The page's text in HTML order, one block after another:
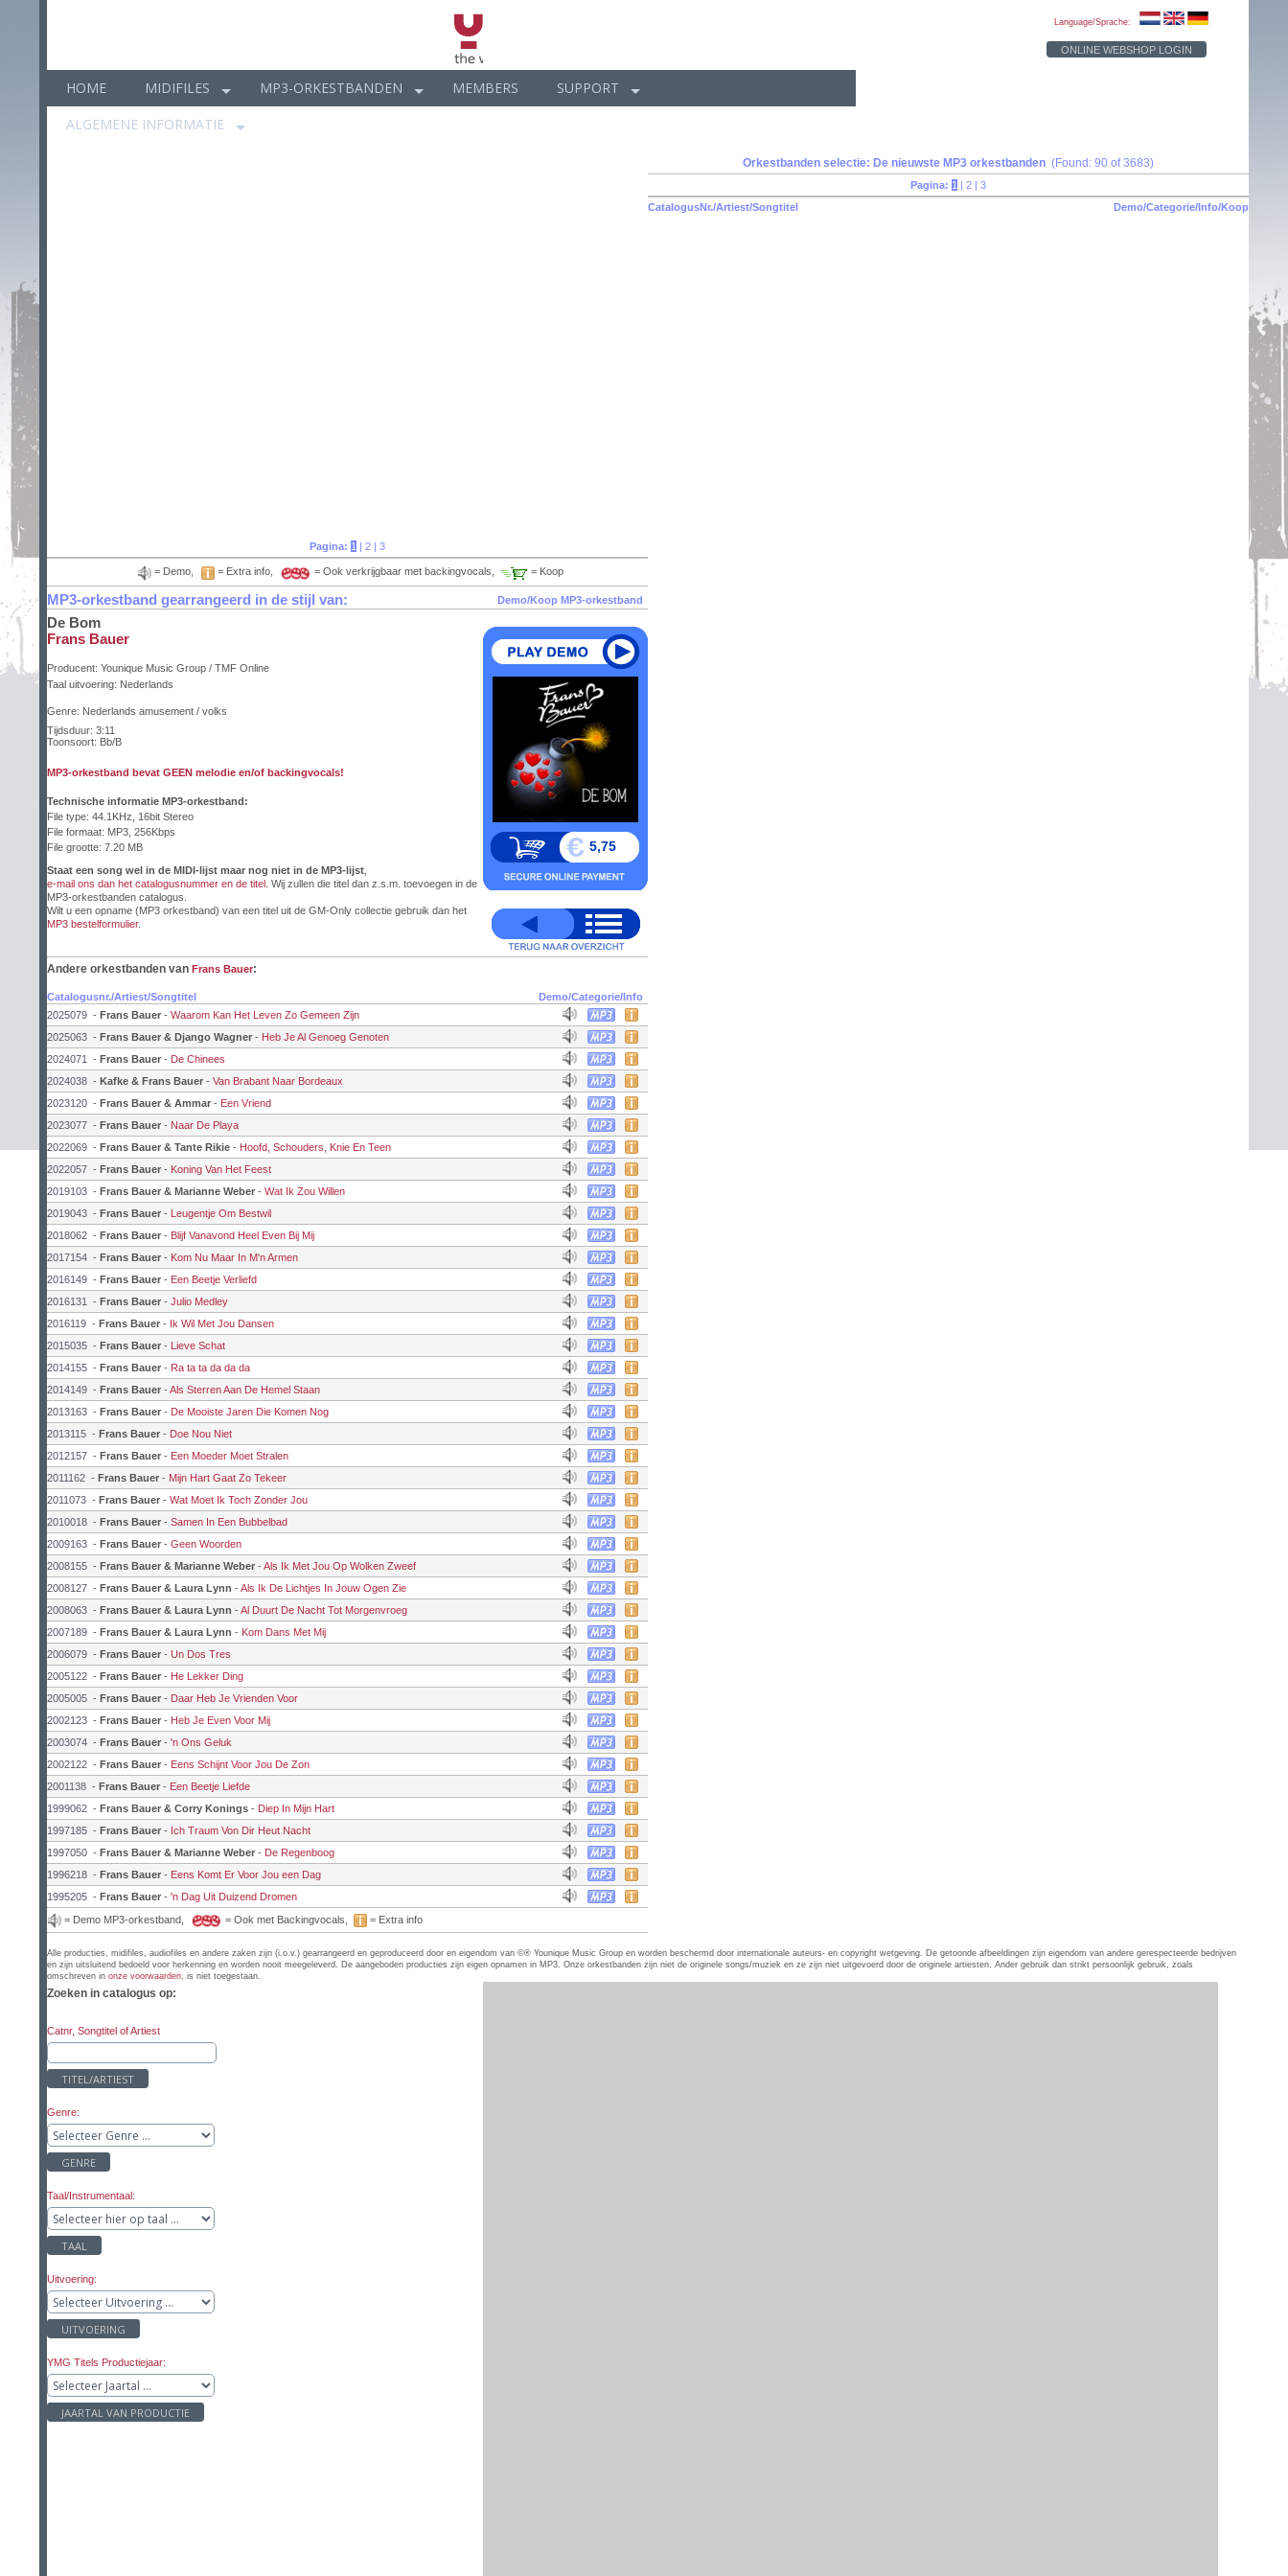
Language/Sprache:
ONLINE WEBSHOP LOGIN
HOME MIDIFILES MP3-ORKESTBANDEN MEMBERS
SUPPORT
ALGEMENE INFORMATIE
Orkestbanden selectie: De nieuwste MP3 orkestbanden (Found: 90 of 3683)
Pagina: 1 | 2 | 3
CatalogusNr./Artiest/Songtitel
Demo/Categorie/Info/Koop
Pagina: 1 | 2 | 3
= Demo, = Extra info, = Ook verkrijgbaar met backingvocals, = Koop
MP3-orkestband gearrangeerd in de stijl van: Demo/Koop MP3-orkestband
De Bom
Frans Bauer
Producent: Younique Music Group / TMF Online
Taal uitvoering: Nederlands
5,75
Genre: Nederlands amusement / volks
Tijdsduur: 3:11
Toonsoort: Bb/B
MP3-orkestband bevat GEEN melodie en/of backingvocals!
Technische informatie MP3-orkestband:
File type: 44.1KHz, 16bit Stereo
File formaat: MP3, 256Kbps
File grootte: 7.20 MB
Staat een song wel in de MIDI-lijst maar nog niet in de MP3-lijst
e-mail ons dan het catalogusnummer en de titel. Wij zullen die titel dan z.s.m. toevoegen in de
MP3-orkestbanden catalogus.
Wilt u een opname (MP3 orkestband) van een titel uit de GM-Only collectie gebruik dan het
MP3 bestelformulier.
Andere orkestbanden van Frans Bauer:
Catalogusnr./Artiest/Songtitel
Demo/Categorie/Info
2025079 - Frans Bauer - Waarom Kan Het Leven Zo Gemeen Zijn
2025063 - Frans Bauer & Django Wagner - Heb Je Al Genoeg Genoten
2024071
- Frans Bauer - De Chinees
2024038 - Kafke & Frans Bauer - Van Brabant Naar Bordeaux
2023120 - Frans Bauer & Ammar - Een Vriend
2023077 - Frans Bauer - Naar De Playa
2022069 - Frans Bauer & Tante Rikie - Hoofd, Schouders, Knie En Teen
2022057 - Frans Bauer - Koning Van Het Feest
2019103 - Frans Bauer & Marianne Weber - Wat Ik Zou Willen
2019043 - Frans Bauer - Leugentje Om Bestwil
2018062 - Frans Bauer - Blijf Vanavond Heel Even Bij Mij
2017154 - Frans Bauer - Kom Nu Maar In M'n Armen
2016149 - Frans Bauer - Een Beetje Verliefd
2016131
- Frans Bauer - Julio Medley
2016119 - Frans Bauer - Ik Wil Met Jou Dansen
2015035 - Frans Bauer - Lieve Schat
2014155 - Frans Bauer - Ra ta ta da da da
2014149 - Frans Bauer -Als Sterren Aan De Hemel Staan
2013163 - Frans Bauer - De Mooiste Jaren Die Komen Nog
2013115 - Frans Bauer - Doe Nou Niet
2012157 - Frans Bauer - Een Moeder Moet Stralen
2011162 - Frans Bauer - Mijn Hart Gaat Zo Tekeer
2011073 - Frans Bauer - Wat Moet Ik Toch Zonder Jou
2010018 - Frans Bauer - Samen In Een Bubbelbad
2009163 - Frans Bauer - Geen Woorden
2008155 - Frans Bauer & Marianne Weber -Als Ik Met Jou Op Wolken Zweef
2008127 - Frans Bauer & Laura Lynn -Als Ik De Lichtjes In Jouw Ogen Zie
2008063 - Frans Bauer & Laura Lynn -Al Duurt De Nacht Tot Morgenvroeg
2007189 - Frans Bauer & Laura Lynn - Kom Dans Met Mij
2006079 - Frans Bauer - Un Dos Tres
2005122 - Frans Bauer - He Lekker Ding
2005005 - Frans Bauer - Daar Heb Je Vrienden Voor
2002123 - Frans Bauer - Heb Je Even Voor Mij
2003074 - Frans Bauer - 'n Ons Geluk
2002122 - Frans Bauer - Eens Schijnt Voor Jou De Zon
2001138 - Frans Bauer - Een Beetje Liefde
1999062 - Frans Bauer & Corry Konings - Diep In Mijn Hart
1997185 - Frans Bauer - Ich Traum Von Dir Heut Nacht
1997050 - Frans Bauer & Marianne Weber - De Regenboog
1996218 - Frans Bauer - Eens Komt Er Voor Jou een Dag
1995205 - Frans Bauer - 'n Dag Uit Duizend Dromen
= Demo MP3-orkestband,
= Ook met Backingvocals, = Extra info
Alle producties, midifiles, audiofiles en andere zaken zijn (i.o.v.) gearrangeerd en geproduceerd door en eigendom van ©® Younique Music Group en worden beschermd door internationale auteurs- en copyright wetgeving. De getoonde afbeeldingen zijn eigendom van andere gerespecteerde bedrijven
en zijn uitsluitend bedoeld voor herkenning en worden nooit meegeleverd. De aangeboden producties zijn eigen opnamen in MP3. Onze orkestbanden zijn niet de originele songs/muziek en ze zijn niet uitgevoerd door de originele artiesten. Ander gebruik dan strikt persoonlijk gebruik, zoals
omschreven in onze voorwaarden, is niet toegestaan.
Zoeken in catalogus op:
Catnr, Songtitel of Artiest
TITEL/ARTIEST
Genre:
GENRE
Taal/Instrumentaal:
TAAL
Uitvoering:
UITVOERING
YMG Titels Productiejaar:
JAARTAL VAN PRODUCTIE